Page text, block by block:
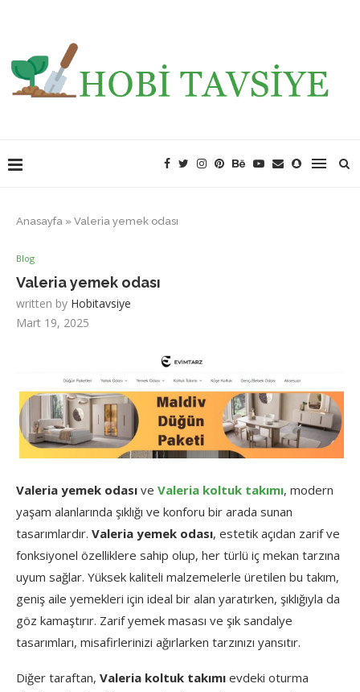
Anasayfa » Valeria yemek odası
Blog
Valeria yemek odası
written by Hobitavsiye
Mart 19, 2025
Valeria yemek odası ve Valeria koltuk takımı, modern
yaşam alanlarında şıklığı ve konforu bir arada sunan
tasarımlardır. Valeria yemek odası, estetik açıdan zarif ve
fonksiyonel özelliklere sahip olup, her türlü iç mekan tarzına
uyum sağlar. Yüksek kaliteli malzemelerle üretilen bu takım,
geniş aile yemekleri için ideal bir alan yaratırken, şıklığıyla da
göz kamaştırır. Zarif yemek masası ve şık sandalye
tasarımları, misafirlerinizi ağırlarken tarzınızı yansıtır.
Diğer taraftan, Valeria koltuk takımı evdeki oturma